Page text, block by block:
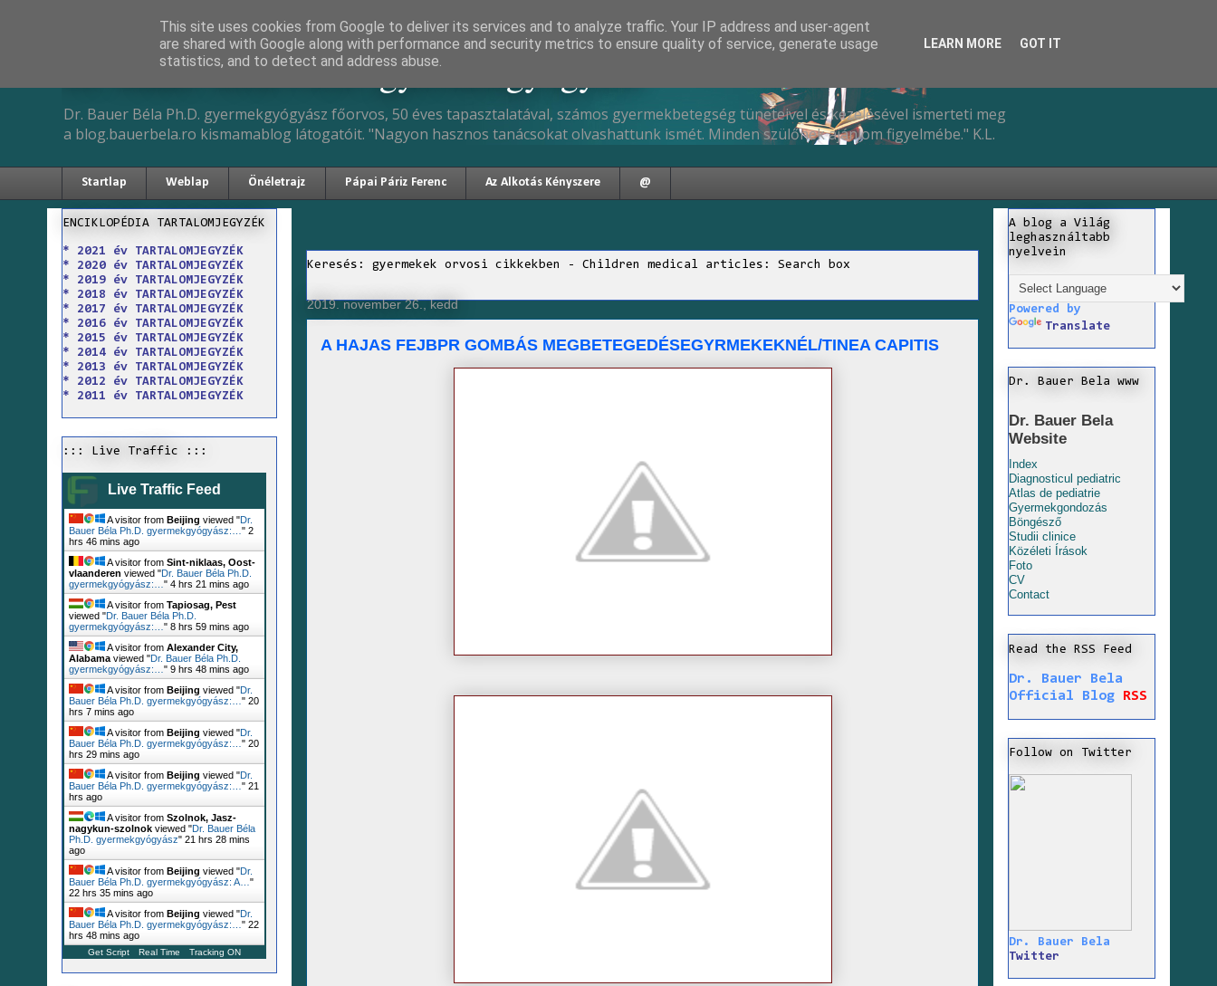
Dr. Bauer Béla Ph.D. gyermekgyógyász
Dr. Bauer Béla Ph.D. gyermekgyógyász főorvos, 50 éves tapasztalatával, számos gyermekbetegség tüneteivel és kezelésével ismerteti meg
a blog.bauerbela.ro kismamablog látogatóit. "Nagyon hasznos tanácsokat olvashattunk ismét. Minden szülőnek ajánlom figyelmébe." K.L.
Startlap Weblap Önéletrajz Pápai Páriz Ferenc Az Alkotás Kényszere @
Keresés: gyermekek orvosi cikkekben - Children medical articles: Search box
2019. november 26., kedd
A HAJAS FEJBPR GOMBÁS MEGBETEGEDÉSEGYRMEKEKNÉL/TINEA CAPITIS
ENCIKLOPÉDIA TARTALOMJEGYZÉK
* 2021 év TARTALOMJEGYZÉK
* 2020 év TARTALOMJEGYZÉK
* 2019 év TARTALOMJEGYZÉK
* 2018 év TARTALOMJEGYZÉK
* 2017 év TARTALOMJEGYZÉK
* 2016 év TARTALOMJEGYZÉK
* 2015 év TARTALOMJEGYZÉK
* 2014 év TARTALOMJEGYZÉK
* 2013 év TARTALOMJEGYZÉK
* 2012 év TARTALOMJEGYZÉK
* 2011 év TARTALOMJEGYZÉK
::: Live Traffic :::
Live Traffic Feed
A visitor from Beijing viewed "Dr.
Bauer Béla Ph.D. gyermekgyógyász:… " 2
hrs 47 mins ago
A visitor from Sint-niklaas, Oost-
vlaanderen viewed "Dr. Bauer Béla Ph.D.
gyermekgyógyász:… " 4 hrs 21 mins ago
A visitor from Tapiosag, Pest
viewed "Dr. Bauer Béla Ph.D.
gyermekgyógyász:… " 8 hrs 59 mins ago
A visitor from Alexander City,
Alabama viewed "Dr. Bauer Béla Ph.D.
gyermekgyógyász:… " 9 hrs 48 mins ago
A visitor from Beijing viewed "Dr.
Bauer Béla Ph.D. gyermekgyógyász:… " 20
hrs 7 mins ago
A visitor from Beijing viewed "Dr.
Bauer Béla Ph.D. gyermekgyógyász:… " 20
hrs 29 mins ago
A visitor from Beijing viewed "Dr.
Bauer Béla Ph.D. gyermekgyógyász:… " 21
hrs ago
A visitor from Szolnok, Jasz-
nagykun-szolnok viewed "Dr. Bauer Béla
Ph.D. gyermekgyógyász" 21 hrs 28 mins
ago
A visitor from Beijing viewed "Dr.
Bauer Béla Ph.D. gyermekgyógyász: A… "
22 hrs 35 mins ago
A visitor from Beijing viewed "Dr.
Bauer Béla Ph.D. gyermekgyógyász:… " 22
hrs 48 mins ago
Get Script Real Time Tracking ON
A blog a Világ
leghasználtabb
nyelvein
Powered by
Translate
Dr. Bauer Bela www
Dr. Bauer Bela
Website
Index
Diagnosticul pediatric
Atlas de pediatrie
Gyermekgondozás
Böngésző
Studii clinice
Közéleti Írások
Foto
CV
Contact
Read the RSS Feed
Dr. Bauer Bela
Official Blog
RSS
Follow on Twitter
Dr. Bauer Bela
Twitter
This site uses cookies from Google to deliver its services and to analyze traffic. Your IP address and user-agent
are shared with Google along with performance and security metrics to ensure quality of service, generate usage
statistics, and to detect and address abuse.
LEARN MORE GOT IT